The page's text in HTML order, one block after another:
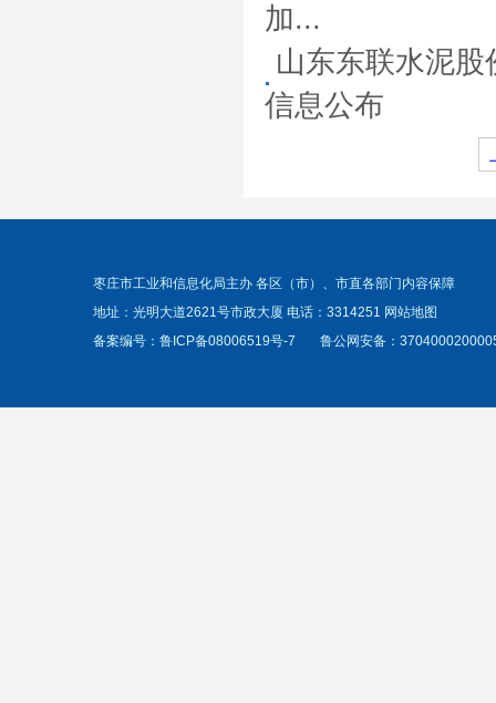
加...
山东东联水泥
信息公布
枣庄市工业和信息化局主办 各区（市）、市直各部门内容保障
地址：光明大道2621号市政大厦 电话：3314251 网站地图
备案编号： 鲁ICP备08006519号-7 鲁公网安备：